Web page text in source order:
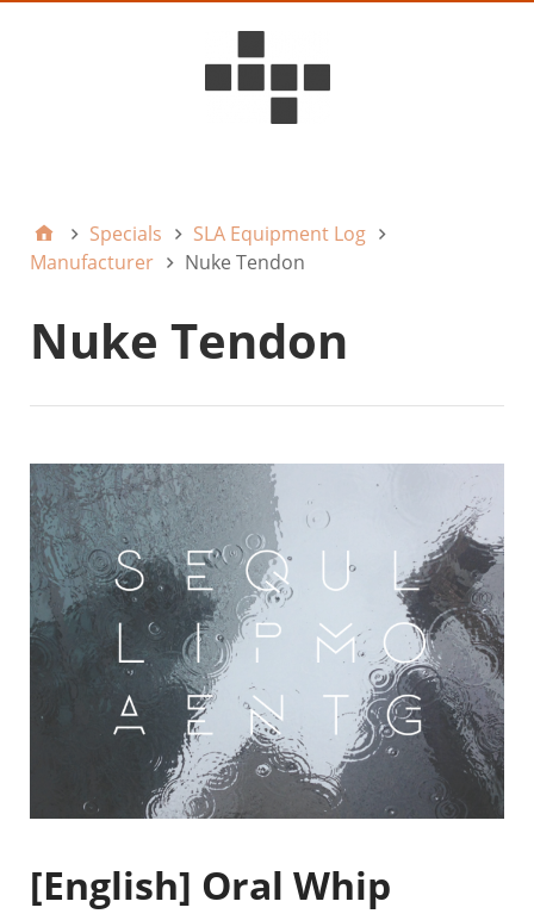
Specials
SLA Equipment Log
Manufacturer
Nuke Tendon
Nuke Tendon
[English] Oral Whip